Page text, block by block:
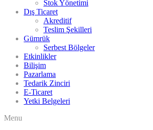
Stok Yönetimi
Dış Ticaret
Akreditif
Teslim Şekilleri
Gümrük
Serbest Bölgeler
Etkinlikler
Bilişim
Pazarlama
Tedarik Zinciri
E-Ticaret
Yetki Belgeleri
Menu